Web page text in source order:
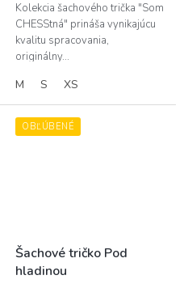
Kolekcia šachového trička "Som
CHESStná" prináša vynikajúcu
kvalitu spracovania,
originálny...
M S XS
OBĽÚBENÉ
Šachové tričko Pod
hladinou